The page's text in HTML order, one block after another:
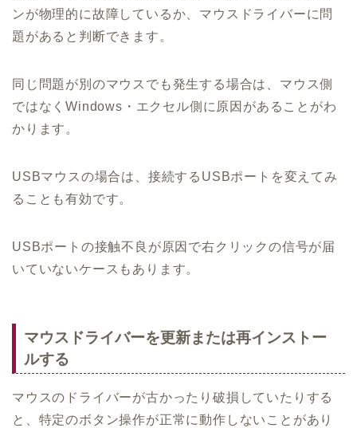
ンが物理的に故障しているか、マウスドライバーに問
題があると判断できます。
同じ問題が別のマウスでも発生する場合は、マウス側
ではなくWindows・エクセル側に原因があることがわ
かります。
USBマウスの場合は、接続するUSBポートを変えてみ
ることも有効です。
USBポートの接触不良が原因で右クリックの信号が届
いていないケースもあります。
マウスドライバーを更新または再インストー
ルする
マウスのドライバーが古かったり破損していたりする
と、特定のボタン操作が正常に動作しないことがあり